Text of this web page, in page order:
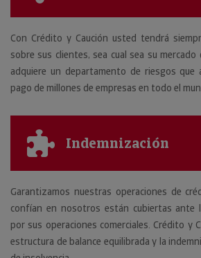
Con Crédito y Caución usted tendrá
sobre sus clientes, sea cual sea su
adquiere un departamento de riesgos que
pago de millones de empresas en todo el
Indemnización
Garantizamos nuestras operaciones de
confían en nosotros están cubiertas ante
por sus operaciones comerciales. Crédito y
estructura de balance equilibrada y la